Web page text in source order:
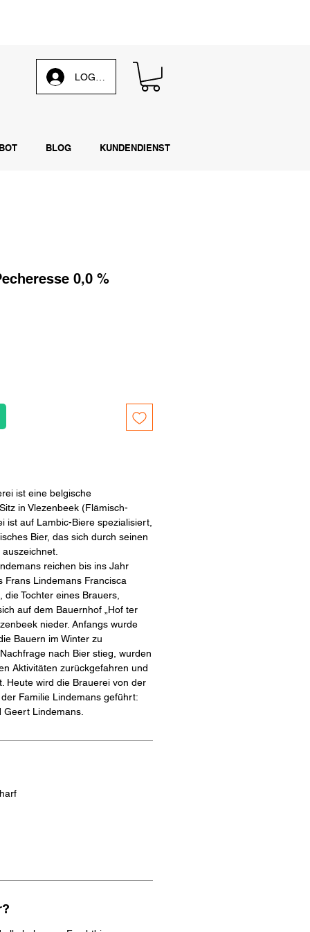
0,0 %
ist eine belgische
in Vlezenbeek (Flämisch-
ist auf Lambic-Biere spezialisiert,
Bier, das sich durch seinen
reichen bis ins Jahr
Frans Lindemans Francisca
die Tochter eines Brauers,
auf dem Bauernhof „Hof ter
nieder. Anfangs wurde
Bauern im Winter zu
nach Bier stieg, wurden
Aktivitäten zurückgefahren und
Heute wird die Brauerei von der
Familie Lindemans geführt:
Lindemans.
LOG IN
BLOG KUNDENDIENST